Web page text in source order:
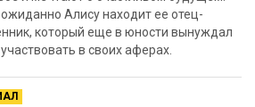
Алису находит ее отец-
который еще в юности вынуждал
в своих аферах.